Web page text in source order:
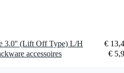
3.0'' (Lift Off Type) L/H
€
accessoires
€